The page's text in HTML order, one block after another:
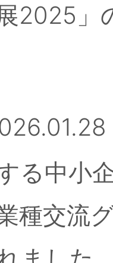
2025
る中小
種交流